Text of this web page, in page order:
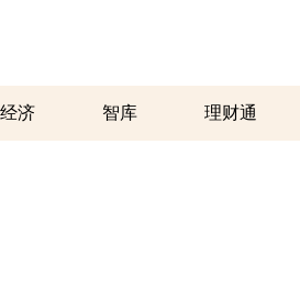
济 智库 理财通